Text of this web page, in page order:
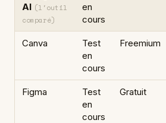
AI (l'outil
comparé)
en
cours
Canva
Test
en
cours
Freemium
Figma
Test
en
cours
Gratuit